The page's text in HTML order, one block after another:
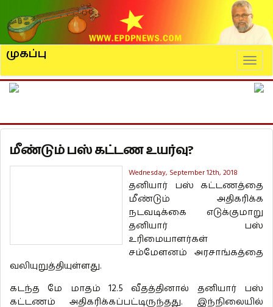
முகப்பு
மீண்டும் பஸ் கட்டண உயர்வு?
Wednesday, September 12th, 2018
தனியார் பஸ் கட்டணத்தை
மீண்டும் அதிகரிக்க
நடவடிக்கை எடுக்குமாறு
தனியார் பஸ்
உரிமையாளர்கள்
சம்மேளனம் அரசாங்கத்தை
வலியுறுத்தியுள்ளது.
கடந்த மே மாதம் 12.5 வீதத்தினால் தனியார் பஸ்
கட்டணம் அதிகரிக்கப்பட்டிருந்தது. இந்நிலையில்